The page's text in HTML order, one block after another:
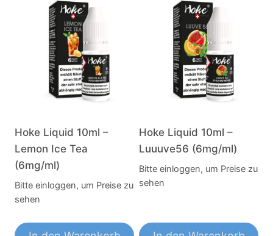
Hoke Liquid 10ml –
Lemon Ice Tea
(6mg/ml)
Bitte einloggen, um Preise zu
sehen
Hoke Liquid 10ml –
Luuuve56 (6mg/ml)
Bitte einloggen, um Preise zu
sehen